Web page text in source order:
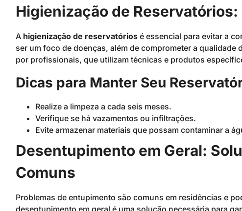
Higienização de
A higienização de reservatórios é essencial para evitar a
ser um foco de doenças, além de comprometer a qualidade
por profissionais, que utilizam técnicas e produtos
Dicas para Manter Seu
Realize a limpeza a cada seis meses.
Verifique se há vazamentos ou infiltrações.
Evite armazenar materiais que possam contaminar a
Desentupimento em Geral:
Comuns
Problemas de entupimento são comuns em residências e